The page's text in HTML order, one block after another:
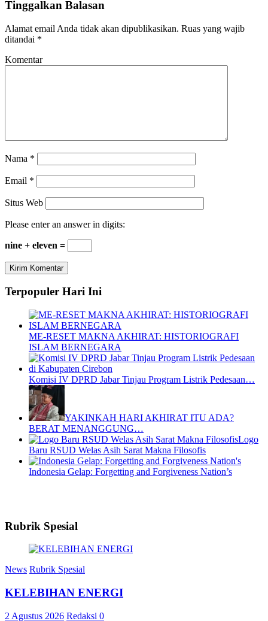
Tinggalkan Balasan
Alamat email Anda tidak akan dipublikasikan. Ruas yang wajib
ditandai *
Komentar
Nama *
Email *
Situs Web
Please enter an answer in digits:
nine + eleven =
Terpopuler Hari Ini
ME-RESET MAKNA AKHIRAT: HISTORIOGRAFI
ISLAM BERNEGARA
Komisi IV DPRD Jabar Tinjau Program Listrik Pedesaan…
YAKINKAH HARI AKHIRAT ITU ADA?
BERAT MENANGGUNG…
Logo
Baru RSUD Welas Asih Sarat Makna Filosofis
Indonesia Gelap: Forgetting and Forgiveness Nation’s
Rubrik Spesial
News Rubrik Spesial
KELEBIHAN ENERGI
2 Agustus 2026 Redaksi 0